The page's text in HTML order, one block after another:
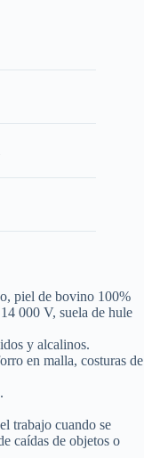
piel de bovino 100%
000 V, suela de hule
y alcalinos.
en malla, costuras de
trabajo cuando se
caídas de objetos o